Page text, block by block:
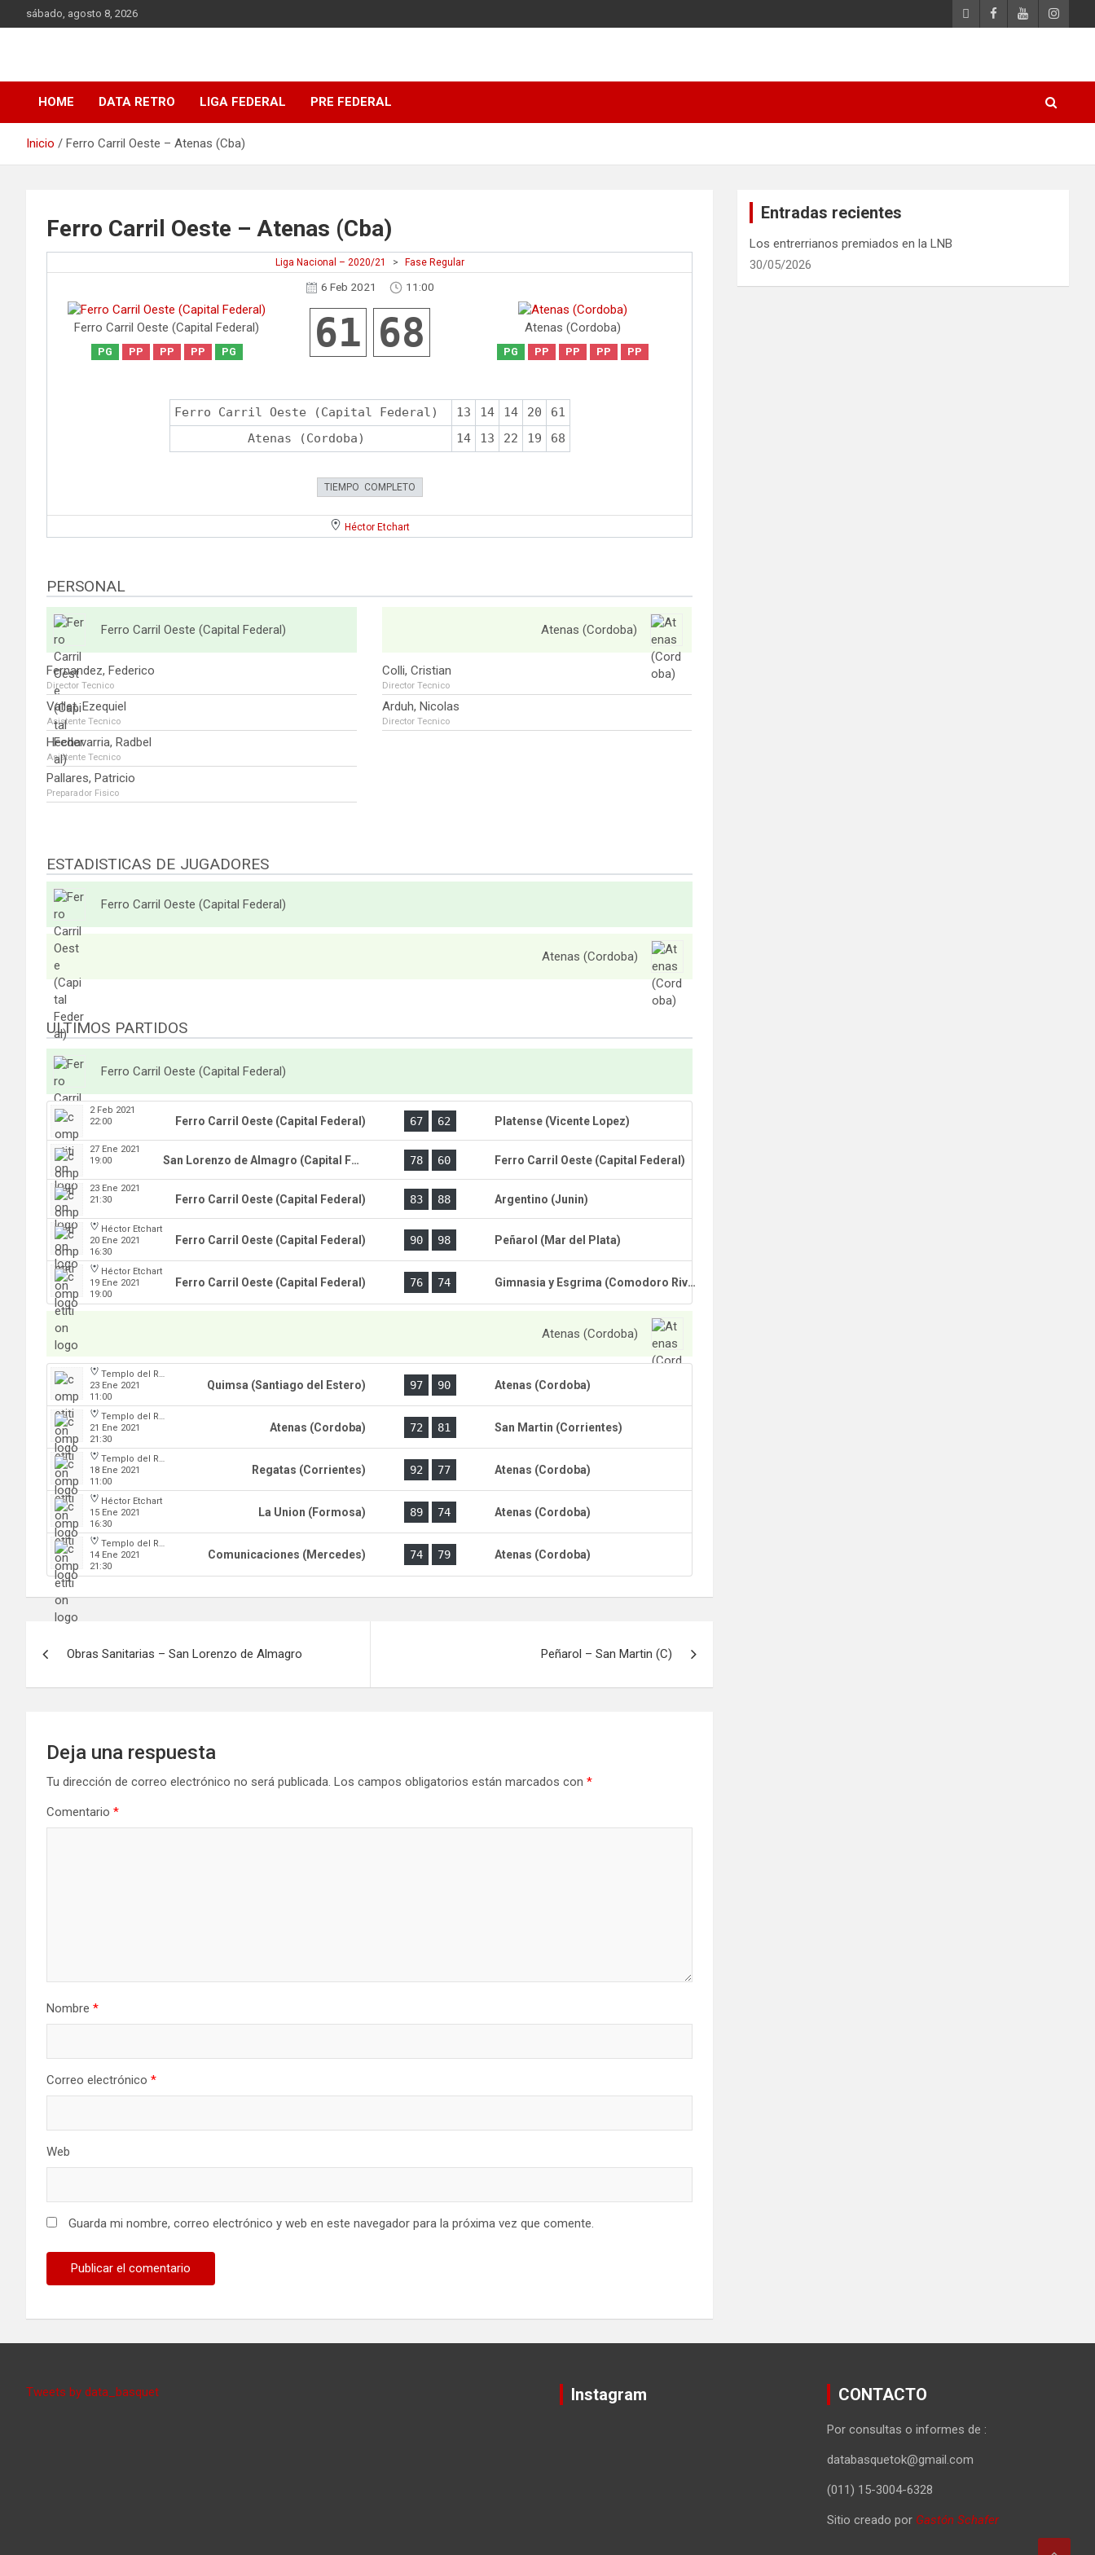
al
sábado, agosto 8, 2026
DATA Basquet
HOME DATA RETRO LIGA FEDERAL PRE FEDERAL
Inicio Ferro Carril Oeste – Atenas (Cba)
Ferro Carril Oeste – Atenas (Cba)
Liga Nacional – 2020/21 > Fase Regular
6 Feb 2021 11:00
Ferro Carril Oeste (Capital Federal)
PG PP PP PP PG 61 68 Atenas (Cordoba)
PG PP PP PP PP
Ferro Carril Oeste (Capital Federal) 13 14 14 20
61
Atenas (Cordoba)
14 13 22 19 68
TIEMPO COMPLETO
Héctor Etchart
PERSONAL
Ferro Carril Oeste (Capital Federal)
Fernandez, Federico
Director Tecnico
Vallet, Ezequiel
Asistente Tecnico
Hechavarria, Radbel
Asistente Tecnico
Pallares, Patricio
Preparador Fisico
Atenas (Cordoba)
Colli, Cristian
Director Tecnico
Arduh, Nicolas
Director Tecnico
ESTADISTICAS DE JUGADORES
Ferro Carril Oeste (Capital Federal)
Atenas (Cordoba)
ULTIMOS PARTIDOS
Ferro Carril Oeste (Capital Federal)
2 Feb 2021
22:00
Ferro Carril Oeste (Capital Federal) 67 62 Platense (Vicente Lopez)
27 Ene 2021
19:00
San Lorenzo de Almagro (Capital Federal) 78 60 Ferro Carril Oeste (Capital Federal)
23 Ene 2021
21:30
Ferro Carril Oeste (Capital Federal) 83 88 Argentino (Junin)
Héctor Etchart
20 Ene 2021
16:30
Ferro Carril Oeste (Capital Federal) 90 98 Peñarol (Mar del Plata)
Héctor Etchart
19 Ene 2021
19:00
Ferro Carril Oeste (Capital Federal) 76 74 Gimnasia y Esgrima (Comodoro Rivadavia)
Atenas (Cordoba)
Templo del Rock
23 Ene 2021
11:00
Quimsa (Santiago del Estero) 97 90 Atenas (Cordoba)
Templo del Rock
21 Ene 2021
21:30
Atenas (Cordoba) 72 81 San Martin (Corrientes)
Templo del Rock
18 Ene 2021
11:00
Regatas (Corrientes) 92 77 Atenas (Cordoba)
Héctor Etchart
15 Ene 2021
16:30
La Union (Formosa) 89 74 Atenas (Cordoba)
Templo del Rock
14 Ene 2021
21:30
Comunicaciones (Mercedes) 74 79 Atenas (Cordoba)
Obras Sanitarias – San Lorenzo de Almagro Peñarol – San Martin (C)
Deja una respuesta
Tu dirección de correo electrónico no será publicada. Los campos obligatorios están marcados con *
Comentario *
Nombre *
Correo electrónico *
Web
Guarda mi nombre, correo electrónico y web en este navegador para la próxima vez que comente.
Entradas recientes
Los entrerrianos premiados en la LNB
30/05/2026
Tweets by data_basquet Instagram CONTACTO
Por consultas o informes de :
databasquetok@gmail.com
(011) 15-3004-6328
Sitio creado por Gastón Schafer